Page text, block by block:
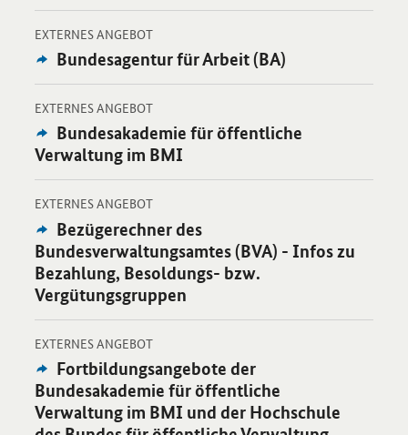
EXTERNES ANGEBOT-
Externes
Angebot:
Bundesagentur für Arbeit (BA)
Öffnet Einzelsicht
EXTERNES ANGEBOT-
Externes
Angebot:
Bundesakademie für öffentliche
Verwaltung im BMI
Öffnet Einzelsicht
EXTERNES ANGEBOT-
Externes
Angebot:
Bezügerechner des
Bundesverwaltungsamtes (BVA) - Infos zu
Bezahlung, Besoldungs- bzw.
Vergütungsgruppen
Öffnet Einzelsicht
EXTERNES ANGEBOT-
Externes
Angebot:
Fortbildungsangebote der
Bundesakademie für öffentliche
Verwaltung im BMI und der Hochschule
Öffnet Einzelsicht